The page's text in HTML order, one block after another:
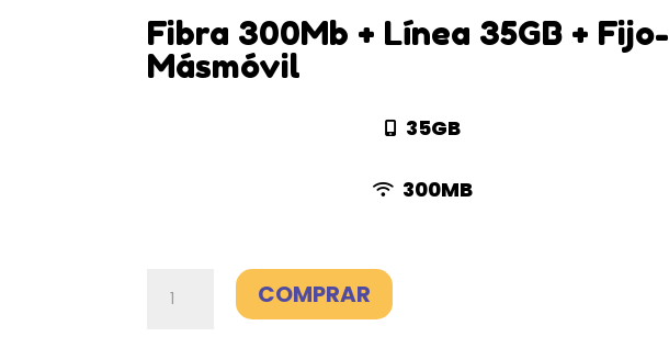
Fibra 300Mb + Línea 35GB + Fijo-
Másmóvil
35GB
300MB
300Mb
COMPRAR